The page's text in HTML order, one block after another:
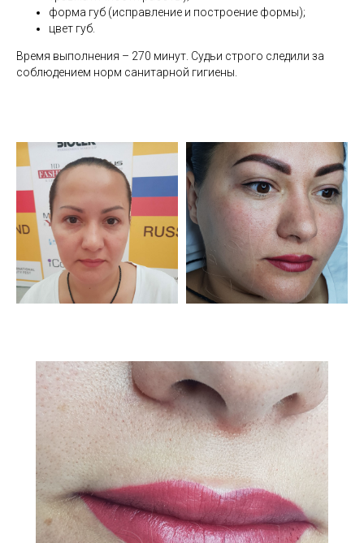
форма губ (исправление и построение формы);
цвет губ.
Время выполнения – 270 минут. Судьи строго следили за
соблюдением норм санитарной гигиены.